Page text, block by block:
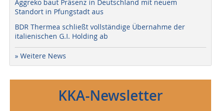
Aggreko baut Präsenz in Deutschland mit neuem
Standort in Pfungstadt aus
BDR Thermea schließt vollständige Übernahme der
italienischen G.I. Holding ab
» Weitere News
KKA-Newsletter